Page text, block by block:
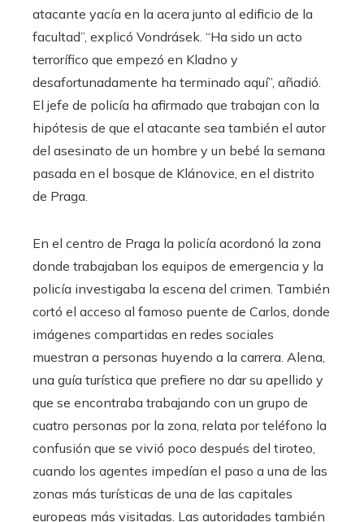
atacante yacía en la acera junto al edificio de la
facultad”, explicó Vondrásek. “Ha sido un acto
terrorífico que empezó en Kladno y
desafortunadamente ha terminado aquí”, añadió.
El jefe de policía ha afirmado que trabajan con la
hipótesis de que el atacante sea también el autor
del asesinato de un hombre y un bebé la semana
pasada en el bosque de Klánovice, en el distrito
de Praga.
En el centro de Praga la policía acordonó la zona
donde trabajaban los equipos de emergencia y la
policía investigaba la escena del crimen. También
cortó el acceso al famoso puente de Carlos, donde
imágenes compartidas en redes sociales
muestran a personas huyendo a la carrera. Alena,
una guía turística que prefiere no dar su apellido y
que se encontraba trabajando con un grupo de
cuatro personas por la zona, relata por teléfono la
confusión que se vivió poco después del tiroteo,
cuando los agentes impedían el paso a una de las
zonas más turísticas de una de las capitales
europeas más visitadas. Las autoridades también